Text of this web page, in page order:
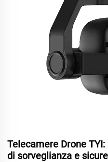
Telecamere Drone
di sorveglianza e